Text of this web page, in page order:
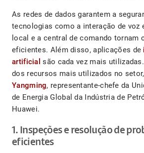
As redes de dados ​​garantem a
tecnologias como a interação de voz
local e a central de comando tornam
eficientes. Além disso, aplicações de
artificial são cada vez mais
dos recursos mais utilizados no setor,
Yangming, representante-chefe da
de Energia Global da Indústria de
Huawei.
1. Inspeções e resolução de
eficientes